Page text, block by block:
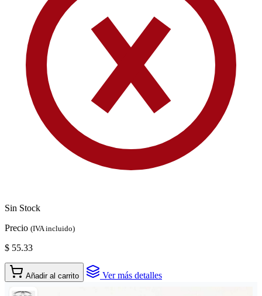
Sin Stock
Precio (IVA incluido)
$ 55.33
Añadir al carrito Ver más detalles